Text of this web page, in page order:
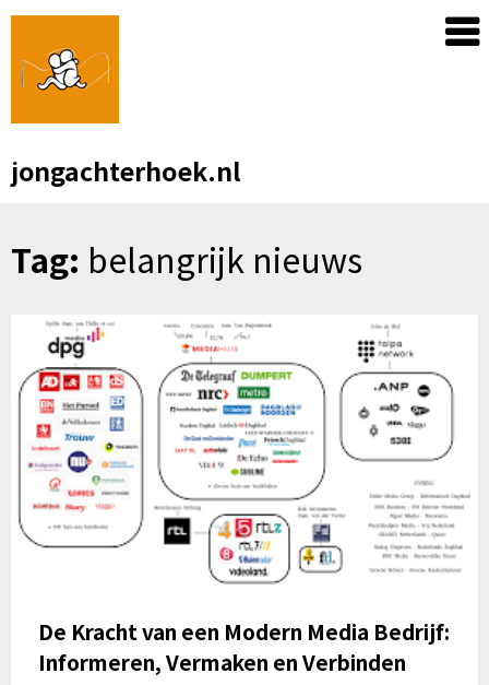
Skip
content
jongachterhoek.nl
Tag: belangrijk nieuws
De Kracht van een Modern Media Bedrijf:
Informeren, Vermaken en Verbinden